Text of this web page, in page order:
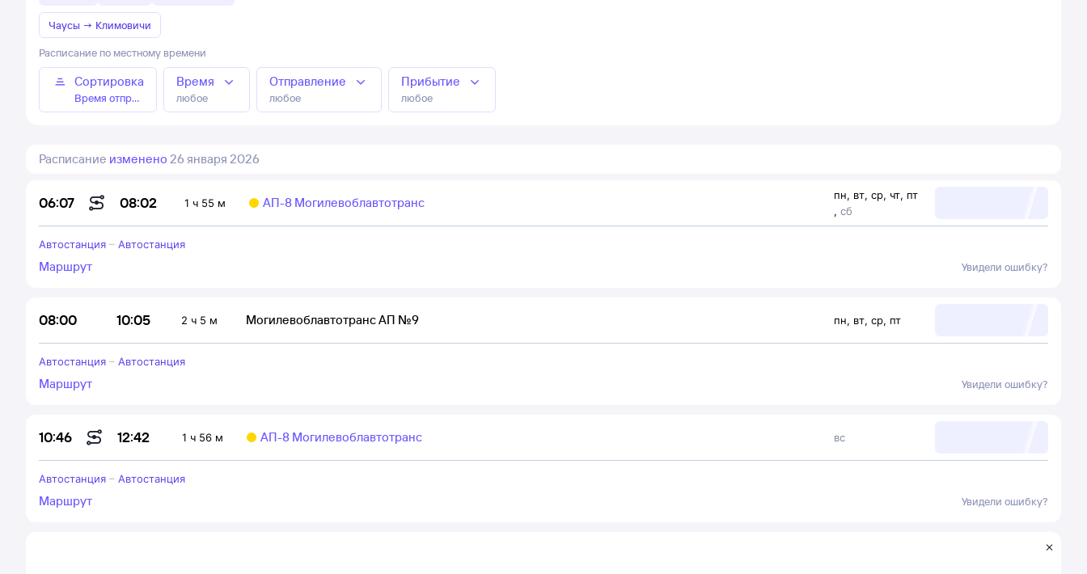
Чаусы → Климовичи
Расписание по местному времени
Сортировка
Время отправления
Время
любое
Отправление
любое
Прибытие
любое
Расписание изменено 26 января 2026
06:07 08:02 1 ч 55 м АП-8 Могилевоблавтотранс пн, вт, ср, чт, пт
, сб
Автостанция – Автостанция
Маршрут Увидели ошибку?
08:00 10:05 2 ч 5 м Могилевоблавтотранс АП №9 пн, вт, ср, пт
Автостанция – Автостанция
Маршрут Увидели ошибку?
10:46 12:42 1 ч 56 м АП-8 Могилевоблавтотранс вс
Автостанция – Автостанция
Маршрут Увидели ошибку?